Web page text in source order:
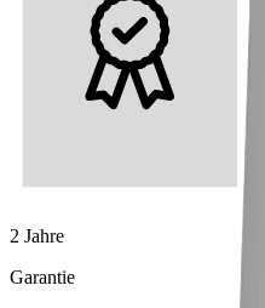
2 Jahre
Garantie